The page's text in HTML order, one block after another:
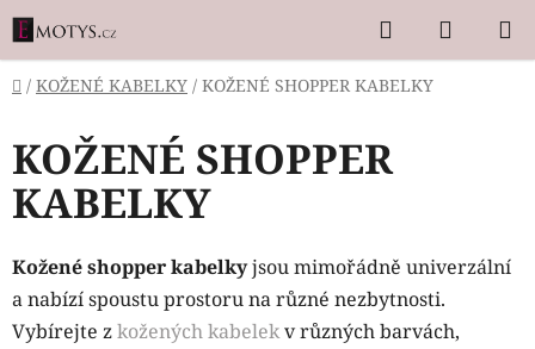
Přejít
na
obsah
Hledat
KOŠÍK
Domů
/ KOŽENÉ KABELKY / KOŽENÉ SHOPPER KABELKY
KOŽENÉ SHOPPER
KABELKY
Kožené shopper kabelkyjsou mimořádně univerzální
a nabízí spoustu prostoru na různé nezbytnosti.
Vybírejte zkožených kabelekv různých barvách,